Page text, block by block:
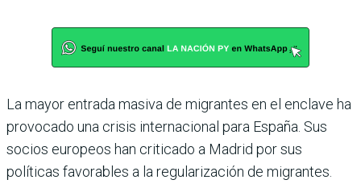
La mayor entrada masiva de migrantes en el enclave ha
provocado una crisis internacional para España. Sus
socios europeos han criticado a Madrid por sus
políticas favorables a la regularización de migrantes.